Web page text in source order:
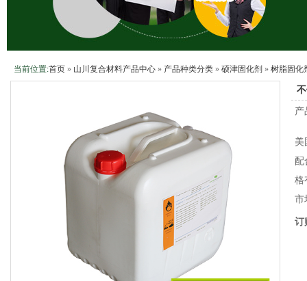
当前位置:首页 » 山川复合材料产品中心 » 产品种类分类 » 硕津固化剂 » 树脂固化
产
美
配
格
市
订